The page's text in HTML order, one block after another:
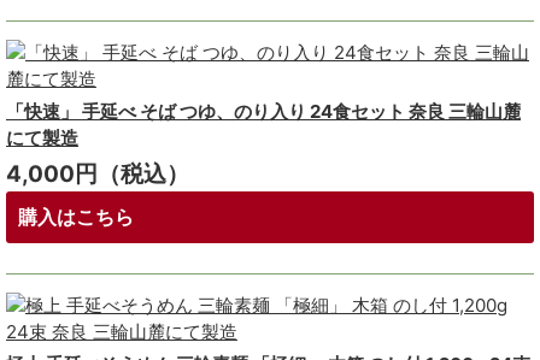
「快速」 手延べ そば つゆ、のり入り 24食セット 奈良 三輪山麓
にて製造
4,000円（税込）
購入はこちら